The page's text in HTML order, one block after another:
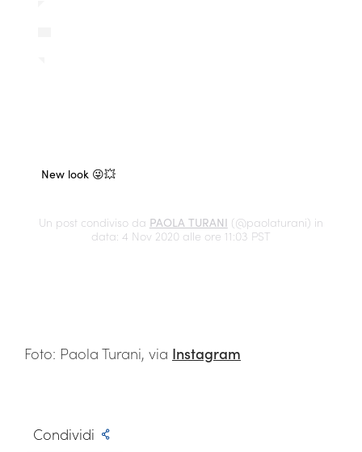
New look 😜💥
Un post condiviso da PAOLA TURANI (@paolaturani) in
data: 4 Nov 2020 alle ore 11:03 PST
Foto: Paola Turani, via Instagram
Condividi